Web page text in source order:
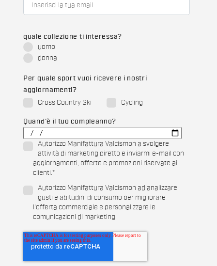
quale collezione ti interessa?
uomo
donna
Per quale sport vuoi ricevere i nostri
aggiornamenti?
Cross Country Ski
Cycling
Quand'è il tuo compleanno?
Autorizzo Manifattura Valcismon a svolgere
attività di marketing diretto e inviarmi e-mail con
aggiornamenti, offerte e promozioni riservate ai
clienti.*
Autorizzo Manifattura Valcismon ad analizzare
gusti e abitudini di consumo per migliorare
l'offerta commerciale e personalizzare le
comunicazioni di marketing.